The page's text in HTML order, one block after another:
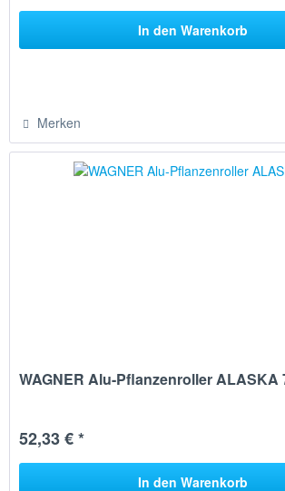
In den Warenkorb
Merken
WAGNER Alu-Pflanzenroller ALASKA
52,33 € *
In den Warenkorb